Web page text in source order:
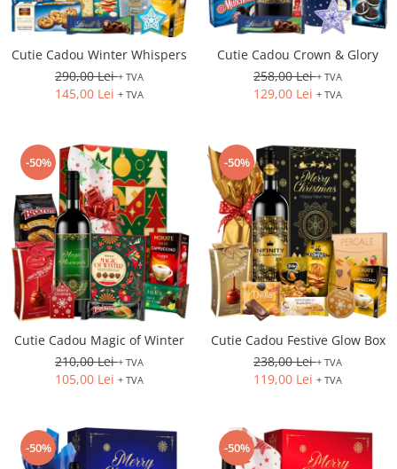
Cutie Cadou Winter Whispers
290,00 Lei+ TVA
145,00 Lei + TVA
Cutie Cadou Crown & Glory
258,00 Lei+ TVA
129,00 Lei + TVA
-50%
Cutie Cadou Magic of Winter
210,00 Lei+ TVA
105,00 Lei + TVA
-50%
Cutie Cadou Festive Glow Box
238,00 Lei+ TVA
119,00 Lei + TVA
-50% -50%